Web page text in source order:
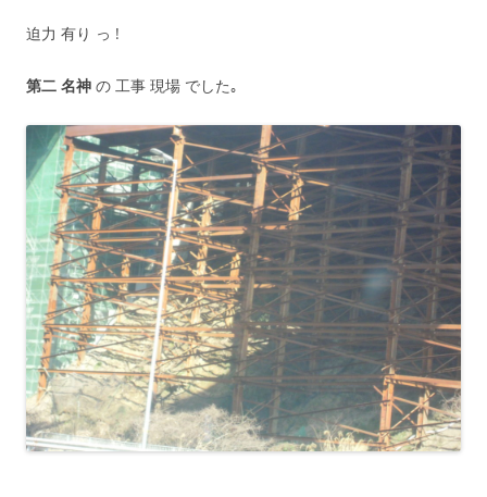
迫力 有り っ !
第二 名神 の 工事 現場 でした｡